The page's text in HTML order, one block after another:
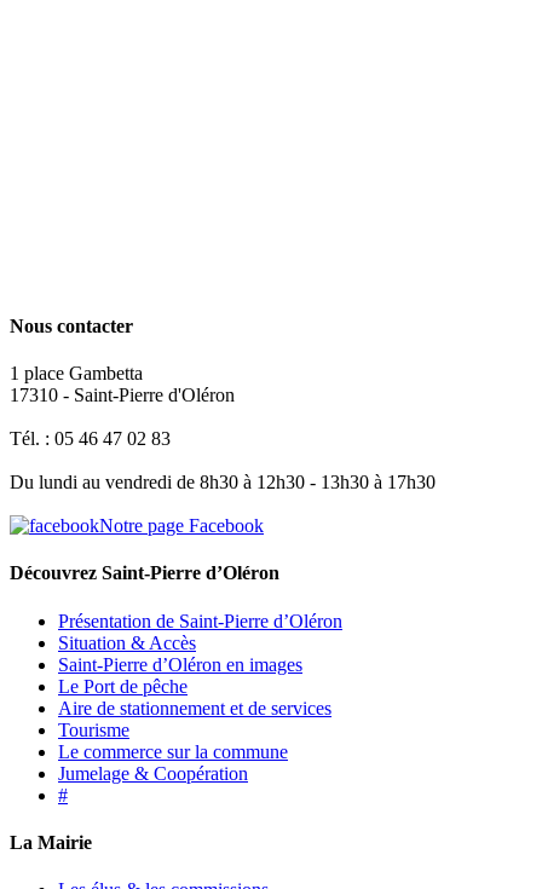
Nous contacter
1 place Gambetta
17310 - Saint-Pierre d'Oléron
Tél. : 05 46 47 02 83
Du lundi au vendredi de 8h30 à 12h30 - 13h30 à 17h30
Notre page Facebook
Découvrez Saint-Pierre d’Oléron
Présentation de Saint-Pierre d’Oléron
Situation & Accès
Saint-Pierre d’Oléron en images
Le Port de pêche
Aire de stationnement et de services
Tourisme
Le commerce sur la commune
Jumelage & Coopération
#
La Mairie